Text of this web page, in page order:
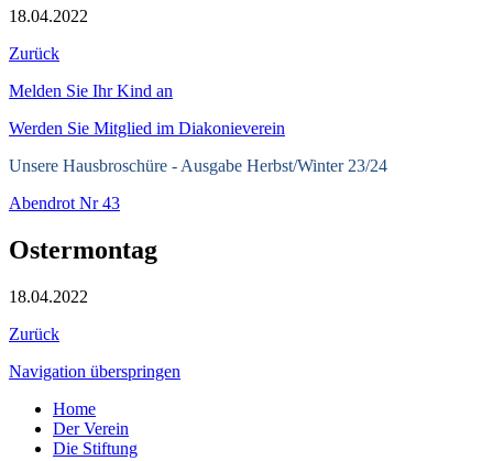
18.04.2022
Zurück
Melden Sie Ihr Kind an
Werden Sie Mitglied im Diakonieverein
Unsere Hausbroschüre - Ausgabe Herbst/Winter 23/24
Abendrot Nr 43
Ostermontag
18.04.2022
Zurück
Navigation überspringen
Home
Der Verein
Die Stiftung